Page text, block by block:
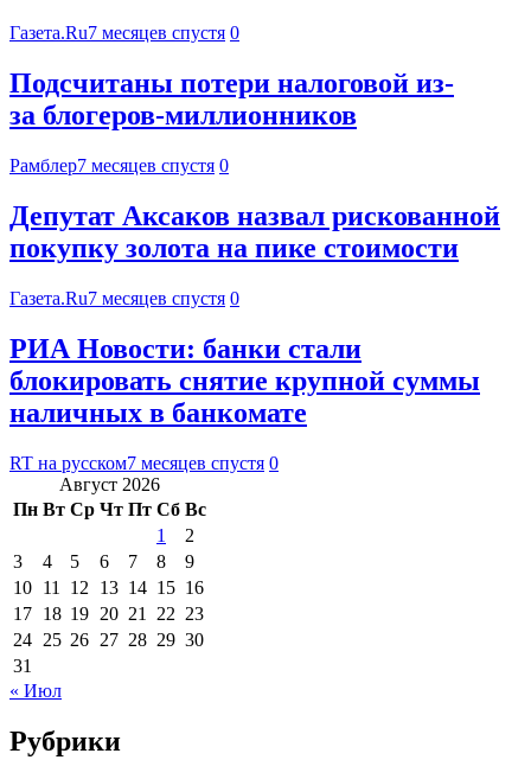
Газета.Ru7 месяцев спустя 0
Подсчитаны потери налоговой из-
за блогеров-миллионников
Рамблер7 месяцев спустя 0
Депутат Аксаков назвал рискованной
покупку золота на пике стоимости
Газета.Ru7 месяцев спустя 0
РИА Новости: банки стали
блокировать снятие крупной суммы
наличных в банкомате
RT на русском7 месяцев спустя 0
Август 2026
Пн Вт Ср Чт Пт Сб Вс
1
2
3
4 5 6 7 8
9
10 11 12 13 14 15 16
17 18 19 20 21 22 23
24 25 26 27 28 29 30
31
« Июл
Рубрики